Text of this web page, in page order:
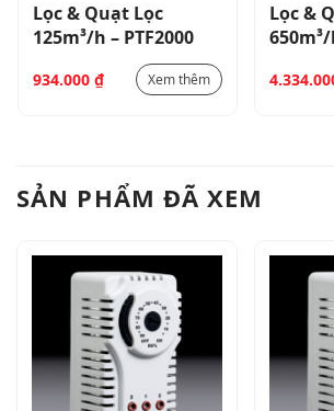
Lọc & Quạt Lọc
125m³/h – PTF2000
934.000 ₫ Xem thêm
Lọc &
650m³/
SẢN PHẨM ĐÃ XEM